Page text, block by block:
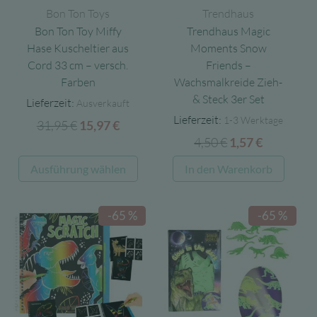
Bon Ton Toys
Bon Ton Toy Miffy
Hase Kuscheltier aus
Cord 33 cm – versch.
Farben
Lieferzeit: Ausverkauft
31,95€ Ursprünglicher
war:
31,95 €
15,97€Aktueller
ist:
15,97 €.
Ausführung wählen
Produkt
mehrere
Varianten
auf.
Optionen
können
Trendhaus
Trendhaus Magic
Moments Snow
Friends –
Wachsmalkreide Zieh-
& Steck 3er Set
Lieferzeit: 1-3 Werktage
4,50€ Ursprünglicher
Preis
war:
1,57€Aktueller
Preis
ist:
In den Warenkorb
-65 % -65 %